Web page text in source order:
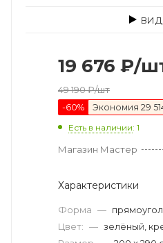
19 676 ₽/
49 190₽/шт
-60% Экономия 29
Есть в наличии: 1
Магазин Мастер
Характеристики
Форма —
Цвет: — зелёный,